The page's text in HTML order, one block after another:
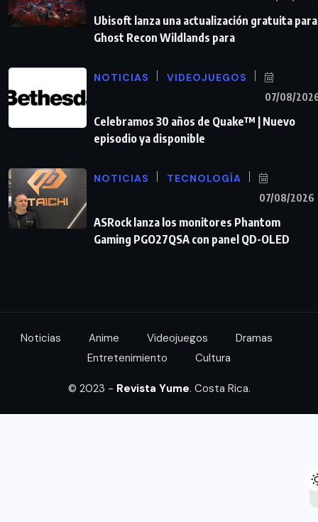
Ubisoft lanza una actualización gratuita para
Ghost Recon Wildlands para
NOTICIAS VIDEOJUEGOS
07/08/
Celebramos 30 años de Quake™ | Nuevo
episodio ya disponible
NOTICIAS TECNOLOGÍA
07/08/2026
ASRock lanza los monitores Phantom
Gaming PGO27QSA con panel QD-OLED
Noticias Anime Videojuegos
Dramas
Entretenimiento
Cultura
© 2023 - Revista Yume. Costa Rica.